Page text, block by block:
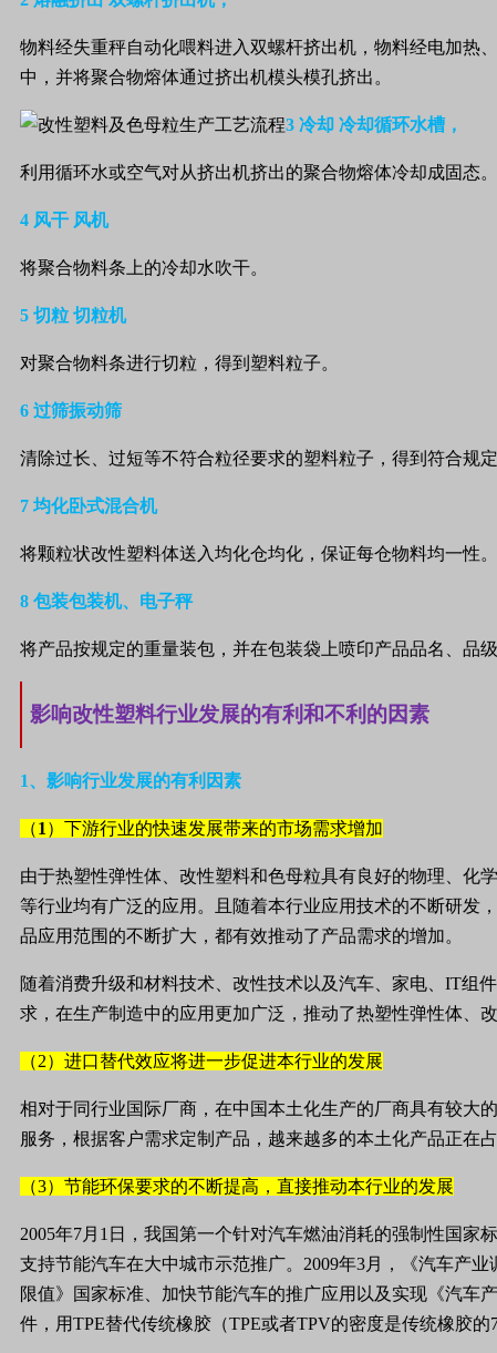
物料经失重秤自动化喂料进入双螺杆挤出机，物料经电加热
中，并将聚合物熔体通过挤出机模头模孔挤出。
3 冷却 冷却循环水槽，
利用循环水或空气对从挤出机挤出的聚合物熔体冷却成固态。
4 风干 风机
将聚合物料条上的冷却水吹干。
5 切粒 切粒机
对聚合物料条进行切粒，得到塑料粒子。
6 过筛振动筛
清除过长、过短等不符合粒径要求的塑料粒子，得到符合规
7 均化卧式混合机
将颗粒状改性塑料体送入均化仓均化，保证每仓物料均一性。
8 包装包装机、电子秤
将产品按规定的重量装包，并在包装袋上喷印产品品名、品
影响改性塑料行业发展的有利和不利的因素
1、影响行业发展的有利因素
（1 ）下游行业的快速发展带来的市场需求增加
由于热塑性弹性体 、改性塑料和色母粒具有良好的物理、
等行业均有广泛的应用。且随着本行业应用技术的不断研发
品应用范围的不断扩大，都有效推动了产品需求的增加。
随着消费升级和材料技术、改性技术以及汽车、家电、 IT组
求，在生产制造中的应用更加广泛，推动了热塑性弹性体、
（2）进口替代效应将进一步促进本行业的发展
相对于同行业国际厂商，在中国本土化生产的厂商具有较大
服务，根据客户需求定制产品，越来越多的本土化产品正在
（3）节能环保要求的不断提高，直接推动本行业的发展
2005年7月 1 日，我国第一个针对汽车燃油消耗的强制性国家
支持节能汽车在大中城市示范推广。 2009年3月，《汽车产
限值》国家标准、加快节能汽车的推广应用以及实现《汽车
件，用TPE替代传统橡胶（TPE或者TPV的密度是传统橡胶的